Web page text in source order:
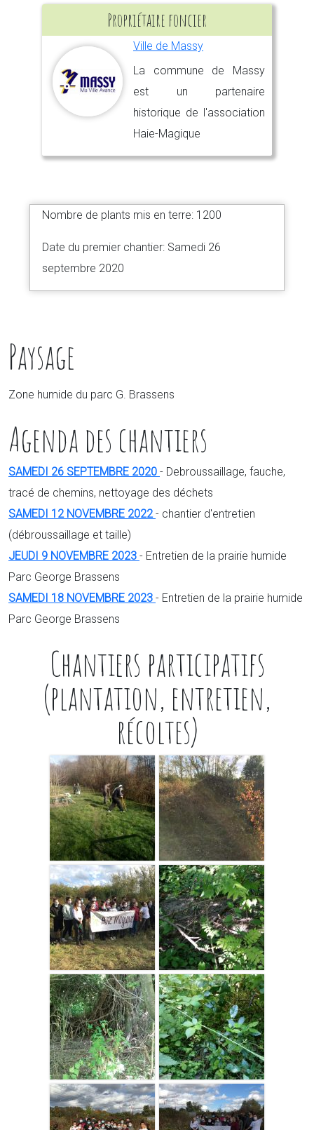
Propriétaire foncier
Ville de Massy
La commune de Massy
est un partenaire
historique de l'association
Haie-Magique
Nombre de plants mis en terre: 1200
Date du premier chantier: Samedi 26
septembre 2020
Paysage
Zone humide du parc G. Brassens
Agenda des chantiers
SAMEDI 26 SEPTEMBRE 2020 - Debroussaillage, fauche,
tracé de chemins, nettoyage des déchets
SAMEDI 12 NOVEMBRE 2022- chantier d'entretien
(débroussaillage et taille)
JEUDI 9 NOVEMBRE 2023 - Entretien de la prairie humide
Parc George Brassens
SAMEDI 18 NOVEMBRE 2023 - Entretien de la prairie humide
Parc George Brassens
Chantiers participatifs
(plantation, entretien,
récoltes)